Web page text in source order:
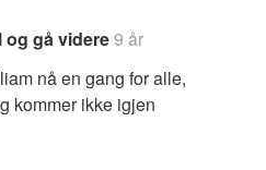
gå videre9 år
nå en gang for alle,
kommer ikke igjen